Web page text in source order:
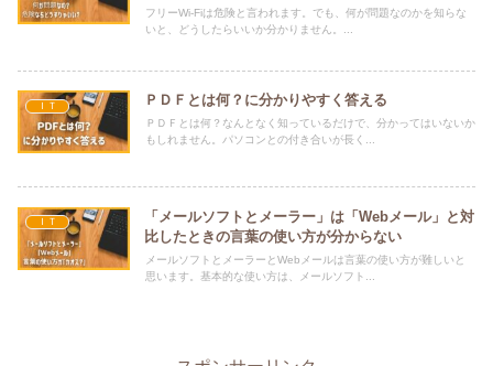
フリーWi-Fiは危険と言われます。でも、何が問題なのかを知らな
いと、どうしたらいいか分かりません。...
ＩＴ ＰＤＦとは何？に分かりやすく答える
ＰＤＦとは何？なんとなく知っているだけで、分かってはいないか
もしれません。パソコンとの付き合いが長く...
ＩＴ
「メールソフトとメーラー」は「Webメール」と対
比したときの言葉の使い方が分からない
メールソフトとメーラーとWebメールは言葉の使い方が難しいと
思います。基本的な使い方は、メールソフト...